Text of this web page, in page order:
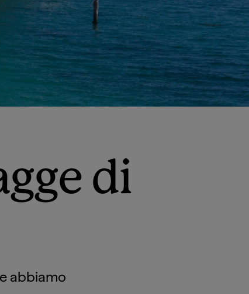
di
abbiamo